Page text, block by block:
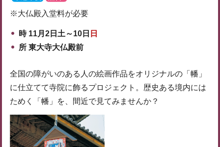
※大仏殿入堂料が必要
時 11月2日土～10日 日
所 東大寺大仏殿前
全国の障がいのある人の絵画作品をオリジナルの「幡」
に仕立てて寺院に飾るプロジェクト。歴史ある境内には
ためく「幡」を、間近で見てみませんか？